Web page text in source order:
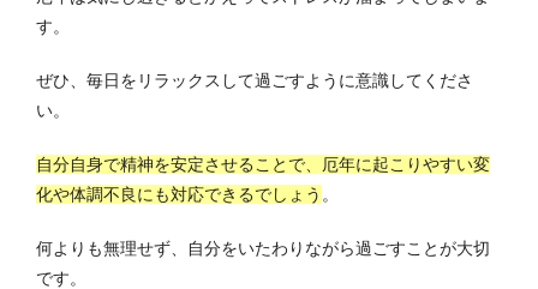
す。
ぜひ、毎日をリラックスして過ごすように意識してくださ
い。
自分自身で精神を安定させることで、厄年に起こりやすい変
化や体調不良にも対応できるでしょう 。
何よりも無理せず、自分をいたわりながら過ごすことが大切
です。